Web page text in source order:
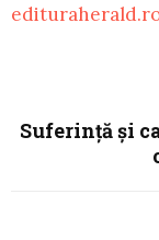
edituraherald.ro
Suferință și